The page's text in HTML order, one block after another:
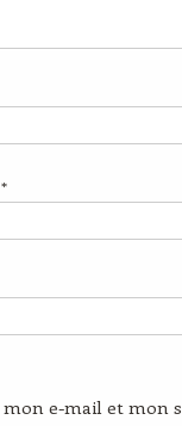
*
e-mail et mon